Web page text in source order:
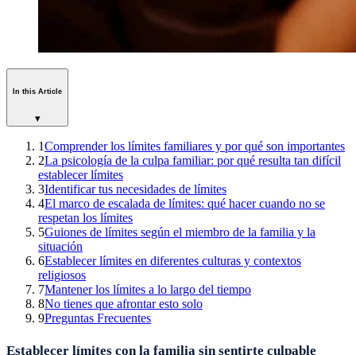
In this Article
▾
1Comprender los límites familiares y por qué son importantes
2La psicología de la culpa familiar: por qué resulta tan difícil
establecer límites
3Identificar tus necesidades de límites
4El marco de escalada de límites: qué hacer cuando no se
respetan los límites
5Guiones de límites según el miembro de la familia y la
situación
6Establecer límites en diferentes culturas y contextos
religiosos
7Mantener los límites a lo largo del tiempo
8No tienes que afrontar esto solo
9Preguntas Frecuentes
Establecer límites con la familia sin sentirte culpable